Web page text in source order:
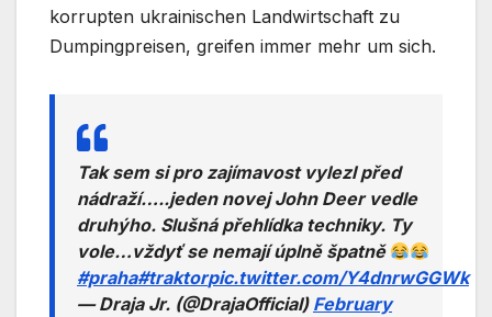
korrupten ukrainischen Landwirtschaft zu
Dumpingpreisen, greifen immer mehr um sich.
Tak sem si pro zajímavost vylezl před
nádraží…..jeden novej John Deer vedle
druhýho. Slušná přehlídka techniky. Ty
vole…vždyť se nemají úplně špatně
#praha#traktorpic.twitter.com/Y4dnrwGGWk
— Draja Jr. (@DrajaOfficial) February